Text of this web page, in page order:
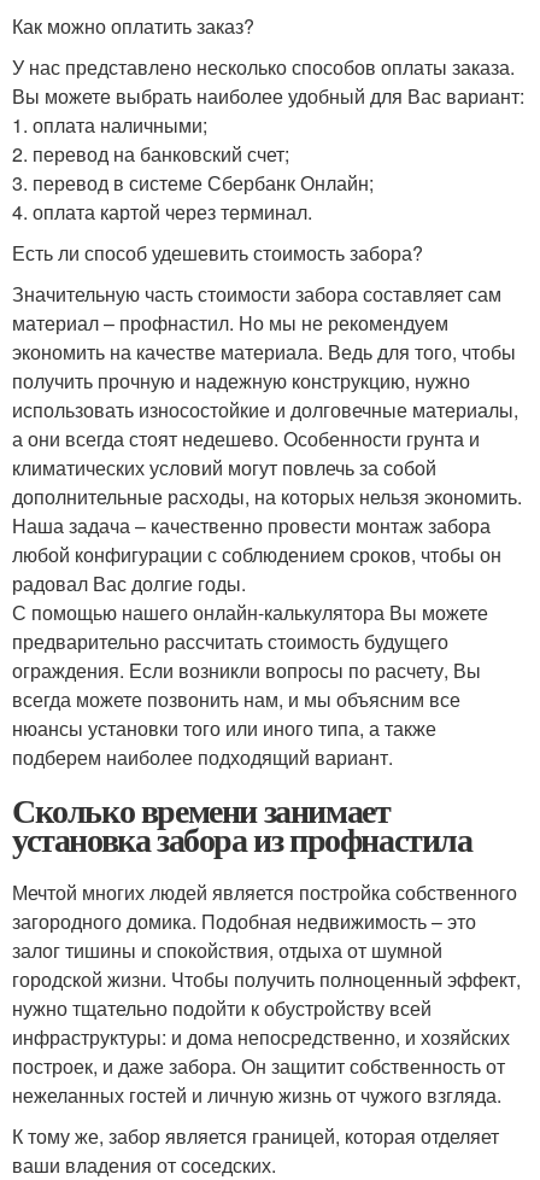
Как можно оплатить заказ?
У нас представлено несколько способов оплаты заказа.
Вы можете выбрать наиболее удобный для Вас вариант:
1. оплата наличными;
2. перевод на банковский счет;
3. перевод в системе Сбербанк Онлайн;
4. оплата картой через терминал.
Есть ли способ удешевить стоимость забора?
Значительную часть стоимости забора составляет сам
материал – профнастил. Но мы не рекомендуем
экономить на качестве материала. Ведь для того, чтобы
получить прочную и надежную конструкцию, нужно
использовать износостойкие и долговечные материалы,
а они всегда стоят недешево. Особенности грунта и
климатических условий могут повлечь за собой
дополнительные расходы, на которых нельзя экономить.
Наша задача – качественно провести монтаж забора
любой конфигурации с соблюдением сроков, чтобы он
радовал Вас долгие годы.
С помощью нашего онлайн-калькулятора Вы можете
предварительно рассчитать стоимость будущего
ограждения. Если возникли вопросы по расчету, Вы
всегда можете позвонить нам, и мы объясним все
нюансы установки того или иного типа, а также
подберем наиболее подходящий вариант.
Сколько времени занимает
установка забора из профнастила
Мечтой многих людей является постройка собственного
загородного домика. Подобная недвижимость – это
залог тишины и спокойствия, отдыха от шумной
городской жизни. Чтобы получить полноценный эффект,
нужно тщательно подойти к обустройству всей
инфраструктуры: и дома непосредственно, и хозяйских
построек, и даже забора. Он защитит собственность от
нежеланных гостей и личную жизнь от чужого взгляда.
К тому же, забор является границей, которая отделяет
ваши владения от соседских.